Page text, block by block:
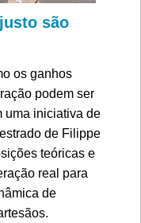
são
os ganhos
podem ser
uma iniciativa de
de Filippe
teóricas e
real para
de